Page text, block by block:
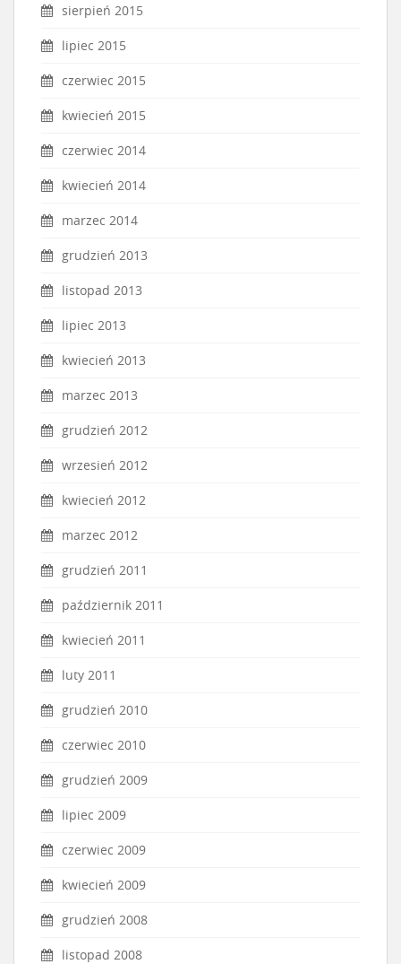
sierpień 2015
lipiec 2015
czerwiec 2015
kwiecień 2015
czerwiec 2014
kwiecień 2014
marzec 2014
grudzień 2013
listopad 2013
lipiec 2013
kwiecień 2013
marzec 2013
grudzień 2012
wrzesień 2012
kwiecień 2012
marzec 2012
grudzień 2011
październik 2011
kwiecień 2011
luty 2011
grudzień 2010
czerwiec 2010
grudzień 2009
lipiec 2009
czerwiec 2009
kwiecień 2009
grudzień 2008
listopad 2008